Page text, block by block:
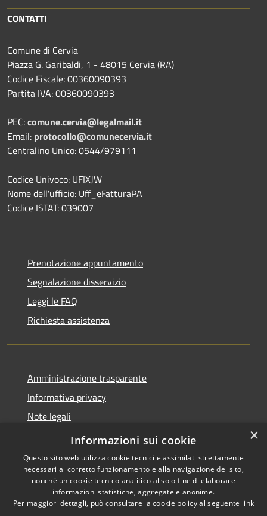
CONTATTI
Comune di Cervia
Piazza G. Garibaldi, 1 - 48015 Cervia (RA)
Codice Fiscale: 00360090393
Partita IVA: 00360090393
PEC:comune.cervia@legalmail.it
Email: protocollo@comunecervia.it
Centralino Unico: 0544/979111
Codice Univoco: UFIXJW
Nome dell'ufficio: Uff_eFatturaPA
Codice ISTAT: 039007
Prenotazione appuntamento
Segnalazione disservizio
Leggi le FAQ
Richiesta assistenza
Amministrazione trasparente
Informativa privacy
Note legali
Dichiarazione di accessibilità
Accessibilità
Copyright © 2026 • Comune di
Cervia • Powered by
×
Informazioni sui cookie
Questo sito web utilizza cookie tecnici e assimilati strettamente
necessari al corretto funzionamento e alla navigazione del sito,
nonché un cookie tecnico analitico al solo fine di elaborare
informazioni statistiche, aggregate e anonime.
Per maggiori dettagli, può consultare la cookie policy al seguente link